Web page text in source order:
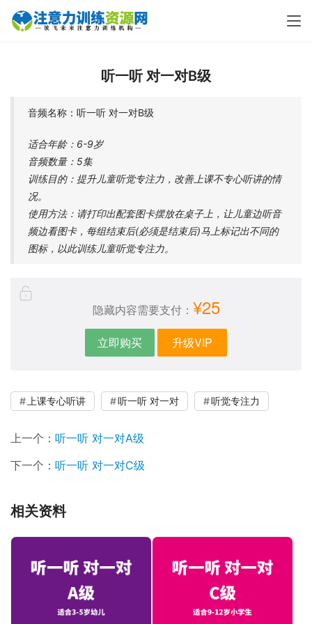
听一听 对一对B级
音频名称：听一听 对一对B级
适合年龄：6-9岁
音频数量：5集
训练目的：提升儿童听觉专注力，改善上课不专心听讲的情
况。
使用方法：请打印出配套图卡摆放在桌子上，让儿童边听音
频边看图卡，每组结束后(必须是结束后)马上标记出不同的
图标，以此训练儿童听觉专注力。
隐藏内容需要支付： ¥25
立即购买 升级VIP
上课专心听讲 听一听 对一对 听觉专注力
上一个： 听一听 对一对A级
下一个： 听一听 对一对C级
相关资料